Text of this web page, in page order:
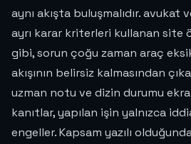
aynı akışta buluşmalıdır. avukat
ayrı karar kriterleri kullanan site
gibi, sorun çoğu zaman araç
akışının belirsiz kalmasından
uzman notu ve dizin durumu
kanıtlar, yapılan işin yalnızca
engeller. Kapsam yazılı